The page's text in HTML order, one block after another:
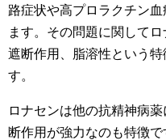
路症状や高プロラクチン
ます。その問題に関して
遮断作用、脂溶性という
す。
ロナセンは他の抗精神病
断作用が強力なのも特徴